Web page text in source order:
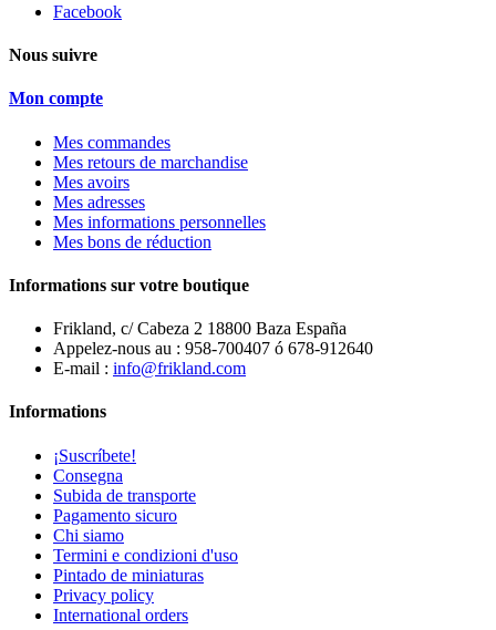
Facebook
Nous suivre
Mon compte
Mes commandes
Mes retours de marchandise
Mes avoirs
Mes adresses
Mes informations personnelles
Mes bons de réduction
Informations sur votre boutique
Frikland, c/ Cabeza 2 18800 Baza España
Appelez-nous au : 958-700407 ó 678-912640
E-mail : info@frikland.com
Informations
¡Suscríbete!
Consegna
Subida de transporte
Pagamento sicuro
Chi siamo
Termini e condizioni d'uso
Pintado de miniaturas
Privacy policy
International orders